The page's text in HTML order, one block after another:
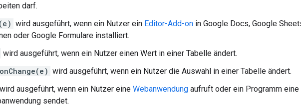
darf.
wird ausgeführt, wenn ein Nutzer ein Editor-Add-on in Google Docs, Google
oder Google Formulare installiert.
wird ausgeführt, wenn ein Nutzer einen Wert in einer Tabelle ändert.
wird ausgeführt, wenn ein Nutzer die Auswahl in einer Tabelle ändert.
wird ausgeführt, wenn ein Nutzer eine Webanwendung aufruft oder ein Programm eine
sendet.